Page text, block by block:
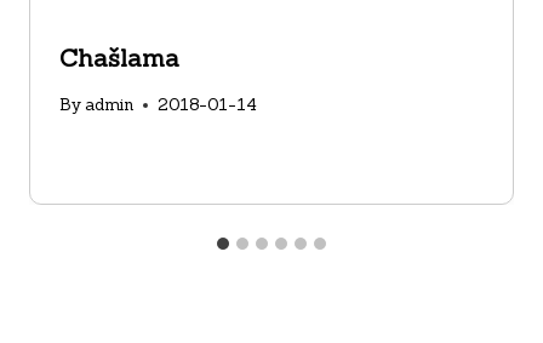
Chašlama
By admin 2018-01-14